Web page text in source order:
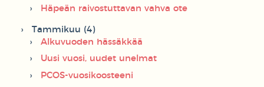
Häpeän raivostuttavan vahva ote
Tammikuu (4)
Alkuvuoden hässäkkää
Uusi vuosi, uudet unelmat
PCOS-vuosikoosteeni